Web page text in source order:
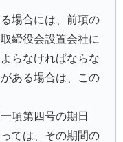
場合には、前項の
締役会設置会社に
らなければならな
ある場合は、この
項第四号の期日
ては、その期間の